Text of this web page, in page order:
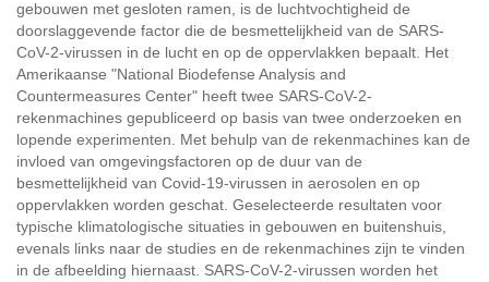
gebouwen met gesloten ramen, is de luchtvochtigheid de
doorslaggevende factor die de besmettelijkheid van de SARS-
CoV-2-virussen in de lucht en op de oppervlakken bepaalt. Het
Amerikaanse "National Biodefense Analysis and
Countermeasures Center" heeft twee SARS-CoV-2-
rekenmachines gepubliceerd op basis van twee onderzoeken en
lopende experimenten. Met behulp van de rekenmachines kan de
invloed van omgevingsfactoren op de duur van de
besmettelijkheid van Covid-19-virussen in aerosolen en op
oppervlakken worden geschat. Geselecteerde resultaten voor
typische klimatologische situaties in gebouwen en buitenshuis,
evenals links naar de studies en de rekenmachines zijn te vinden
in de afbeelding hiernaast. SARS-CoV-2-virussen worden het